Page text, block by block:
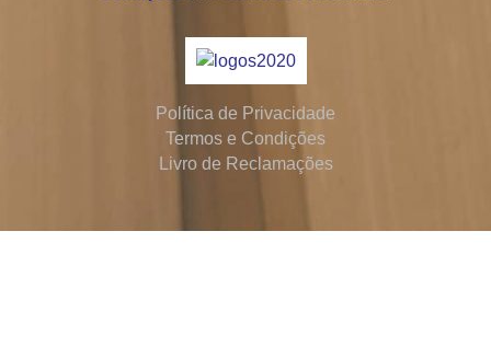
Política de Privacidade
Termos e Condições
Livro de Reclamações